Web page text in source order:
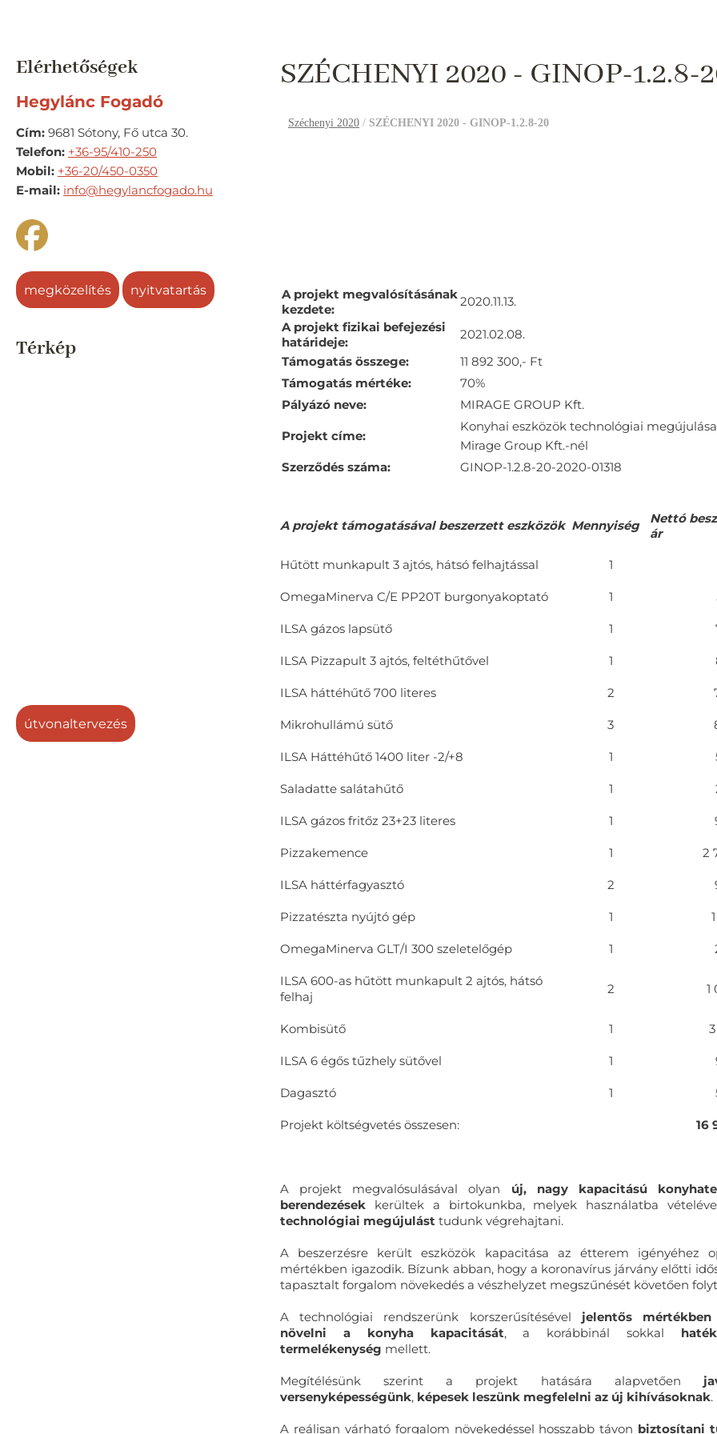
Elérhetőségek
Hegylánc Fogadó
Cím: 9681 Sótony, Fő utca 30.
Telefon: +36-95/410-250
Mobil: +36-20/450-0350
E-mail: info@hegylancfogado.hu
megközelítés nyitvatartás
Térkép
útvonaltervezés
SZÉCHENYI 2020 - GINOP-1.2.8-
Széchenyi 2020 / SZÉCHENYI 2020 - GINOP-1.2.8-20
A projekt megvalósításának
kezdete:
2020.11.13.
A projekt fizikai befejezési
határideje:
2021.02.08.
Támogatás összege:
11 892 300,- Ft
Támogatás mértéke:
70%
Pályázó neve:
MIRAGE GROUP Kft.
Projekt címe:
Konyhai eszközök technológiai
Mirage Group Kft.-nél
Szerződés száma:
GINOP-1.2.8-20-2020-01318
A projekt támogatásával beszerzett eszközök Mennyiség
Nettó
ár
Hűtött munkapult 3 ajtós, hátsó felhajtással 1
OmegaMinerva C/E PP20T burgonyakoptató 1
ILSA gázos lapsütő 1
ILSA Pizzapult 3 ajtós, feltéthűtővel 1
ILSA háttéhűtő 700 literes 2
Mikrohullámú sütő 3
ILSA Háttéhűtő 1400 liter -2/+8 1
Saladatte salátahűtő 1
ILSA gázos fritőz 23+23 literes 1
Pizzakemence 1 2
ILSA háttérfagyasztó 2
Pizzatészta nyújtó gép 1
OmegaMinerva GLT/I 300 szeletelőgép 1
ILSA 600-as hűtött munkapult 2 ajtós, hátsó
felhaj
2 1
Kombisütő 1
ILSA 6 égős tűzhely sütővel 1
Dagasztó 1
Projekt költségvetés összesen: 16
A projekt megvalósulásával olyan új, nagy kapacitású
berendezések kerültek a birtokunkba, melyek használatba
technológiai megújulást tudunk végrehajtani.
A beszerzésre került eszközök kapacitása az étterem igényéhez
mértékben igazodik. Bízunk abban, hogy a koronavírus járvány előtti
tapasztalt forgalom növekedés a vészhelyzet megszűnését követően
A technológiai rendszerünk korszerűsítésével jelentős
növelni a konyha kapacitását, a korábbinál sokkal
termelékenység mellett.
Megítélésünk szerint a projekt hatására alapvetően
versenyképességünk, képesek leszünk megfelelni az új kihívásoknak.
A reálisan várható forgalom növekedéssel hosszabb távon biztosítani